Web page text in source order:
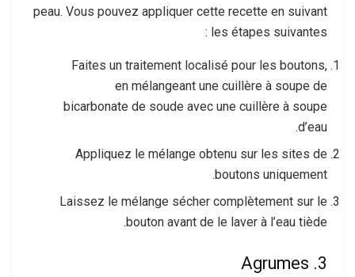
peau. Vous pouvez appliquer cette recette en suivant
les étapes suivantes :
Faites un traitement localisé pour les boutons,
en mélangeant une cuillère à soupe de
bicarbonate de soude avec une cuillère à soupe
d’eau.
Appliquez le mélange obtenu sur les sites de
boutons uniquement.
Laissez le mélange sécher complètement sur le
bouton avant de le laver à l’eau tiède.
3. Agrumes